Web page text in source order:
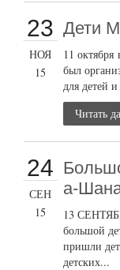
23
НОЯ
15
Дети
11
был
для детей
Читать
24
СЕН
15
а-
13
большой
пришли
детских...